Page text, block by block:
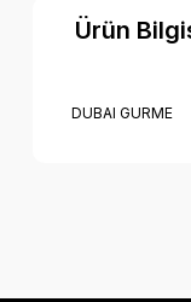
Ürün
DUBAI GURME
Ürün resmi